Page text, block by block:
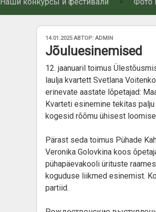
ОПУБЛИКОВАНО
14.01.2025АВТОР: ADMIN
Jõuluesinemised
12. jaanuaril toimus
laulja kvartett Svetlana
erinevate aastate lõpetajad:
Kvarteti esinemine tekitas
kogesid rõõmu ühisest
Pärast seda toimus Pühade
Veronika Golovkina koos
pühapäevakooli ürituste
koguduse liikmed esinemist.
partiid.